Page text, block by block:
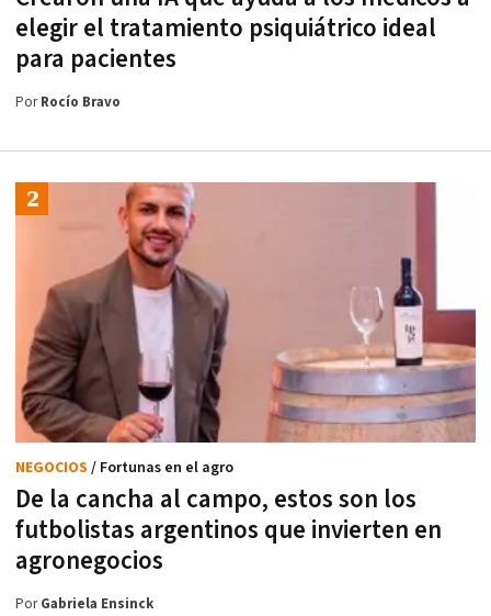
elegir el tratamiento psiquiátrico ideal
para pacientes
PorRocío Bravo
De la cancha al campo, estos son los
futbolistas argentinos que invierten en
agronegocios
NEGOCIOS / Fortunas en el agro
PorGabriela Ensinck